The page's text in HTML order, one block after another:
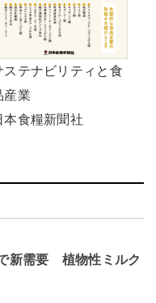
ステナビリティと食
産業
本食糧新聞社
新需要 植物性ミルク